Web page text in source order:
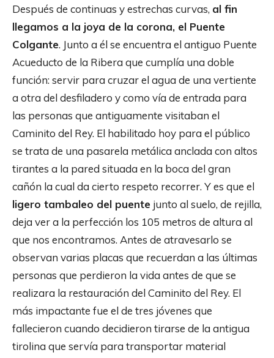
Después de continuas y estrechas curvas, al fin
llegamos a la joya de la corona, el Puente
Colgante. Junto a él se encuentra el antiguo Puente
Acueducto de la Ribera que cumplía una doble
función: servir para cruzar el agua de una vertiente
a otra del desfiladero y como vía de entrada para
las personas que antiguamente visitaban el
Caminito del Rey. El habilitado hoy para el público
se trata de una pasarela metálica anclada con altos
tirantes a la pared situada en la boca del gran
cañón la cual da cierto respeto recorrer. Y es que el
ligero tambaleo del puente junto al suelo, de rejilla,
deja ver a la perfección los 105 metros de altura al
que nos encontramos. Antes de atravesarlo se
observan varias placas que recuerdan a las últimas
personas que perdieron la vida antes de que se
realizara la restauración del Caminito del Rey. El
más impactante fue el de tres jóvenes que
fallecieron cuando decidieron tirarse de la antigua
tirolina que servía para transportar material